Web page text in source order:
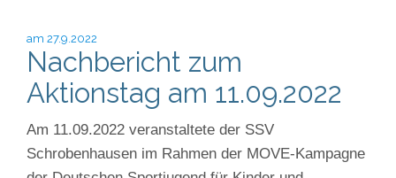
am 27.9.2022
Nachbericht zum
Aktionstag am 11.09.2022
Am 11.09.2022 veranstaltete der SSV
Schrobenhausen im Rahmen der MOVE-Kampagne